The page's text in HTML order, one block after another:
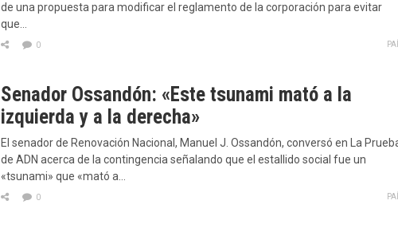
de una propuesta para modificar el reglamento de la corporación para evitar
que…
0
Senador Ossandón: «Este tsunami mató a la
izquierda y a la derecha»
El senador de Renovación Nacional, Manuel J. Ossandón, conversó en La
de ADN acerca de la contingencia señalando que el estallido social fue un
«tsunami» que «mató a…
0